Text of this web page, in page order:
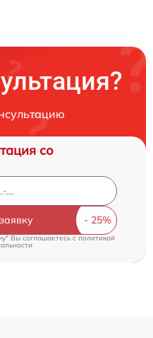
со
Вы соглашаетесь cполитикой